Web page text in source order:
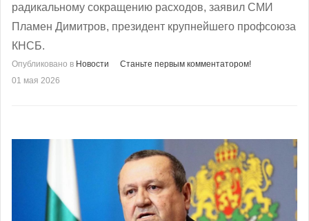
радикальному сокращению расходов, заявил СМИ
Пламен Димитров, президент крупнейшего профсоюза
КНСБ.
Опубликовано в Новости
Станьте первым комментатором!
01 мая 2026